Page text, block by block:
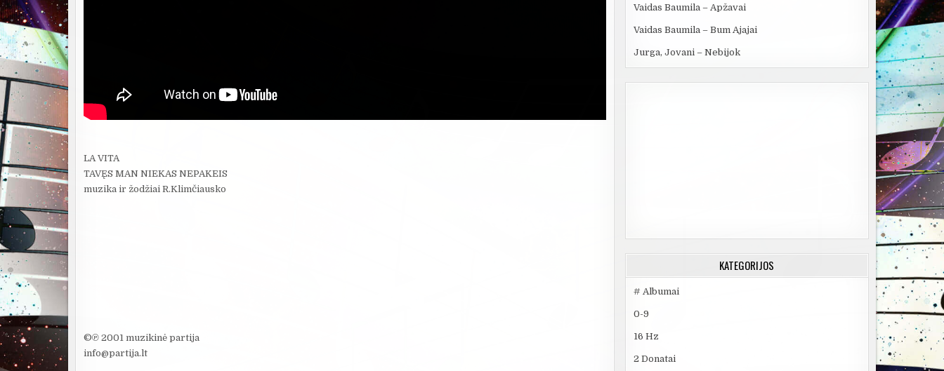
LA VITA
TAVĘS MAN NIEKAS NEPAKEIS
muzika ir žodžiai R.Klimčiausko
©℗ 2001 muzikinė partija
info@partija.lt
Vaidas Baumila – Apžavai
Vaidas Baumila – Bum Ajajai
Jurga, Jovani – Nebijok
KATEGORIJOS
# Albumai
0-9
16 Hz
2 Donatai